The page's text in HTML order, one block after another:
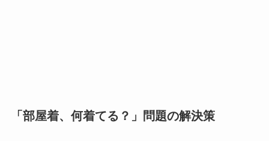
「部屋着、何着てる？」問題の解決策